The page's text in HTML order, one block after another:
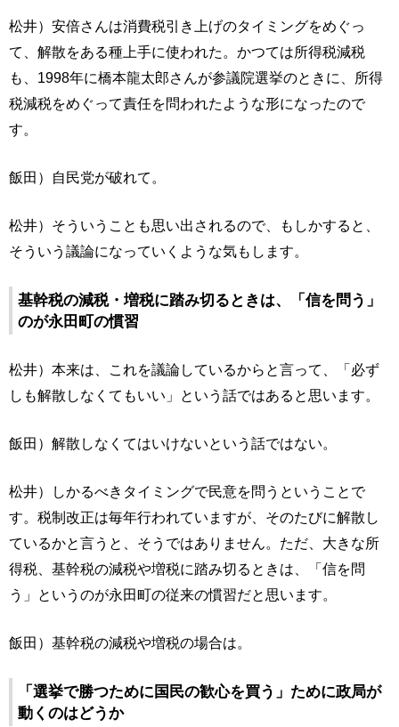
松井）安倍さんは消費税引き上げのタイミングをめぐっ
て、解散をある種上手に使われた。かつては所得税減税
も、1998年に橋本龍太郎さんが参議院選挙のときに、所得
税減税をめぐって責任を問われたような形になったので
す。
飯田）自民党が破れて。
松井）そういうことも思い出されるので、もしかすると、
そういう議論になっていくような気もします。
基幹税の減税・増税に踏み切るときは、「信を問う」
のが永田町の慣習
松井）本来は、これを議論しているからと言って、「必ず
しも解散しなくてもいい」という話ではあると思います。
飯田）解散しなくてはいけないという話ではない。
松井）しかるべきタイミングで民意を問うということで
す。税制改正は毎年行われていますが、そのたびに解散し
ているかと言うと、そうではありません。ただ、大きな所
得税、基幹税の減税や増税に踏み切るときは、「信を問
う」というのが永田町の従来の慣習だと思います。
飯田）基幹税の減税や増税の場合は。
「選挙で勝つために国民の歓心を買う」ために政局が
動くのはどうか